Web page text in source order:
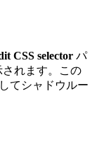
CSS selector パ
されます。この
てシャドウルー